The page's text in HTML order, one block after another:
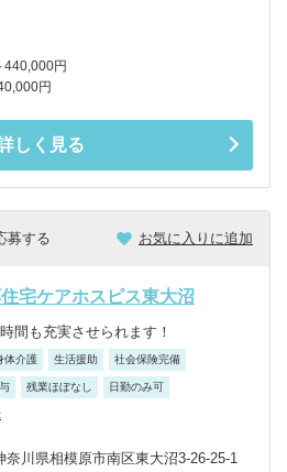
440,000円
円
しく見る
募する お気に入りに追加
宅ケアホスピス東大沼
間も充実させられます！
体介護 生活援助 社会保険完備
残業ほぼなし 日勤のみ可
奈川県相模原市南区東大沼3-26-25-1